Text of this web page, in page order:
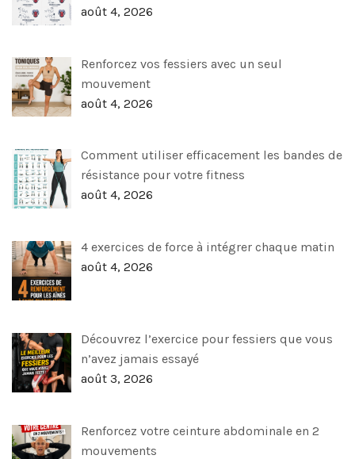
août 4, 2026
Renforcez vos fessiers avec un seul
mouvement
août 4, 2026
Comment utiliser efficacement les bandes de
résistance pour votre fitness
août 4, 2026
4 exercices de force à intégrer chaque matin
août 4, 2026
Découvrez l’exercice pour fessiers que vous
n’avez jamais essayé
août 3, 2026
Renforcez votre ceinture abdominale en 2
mouvements